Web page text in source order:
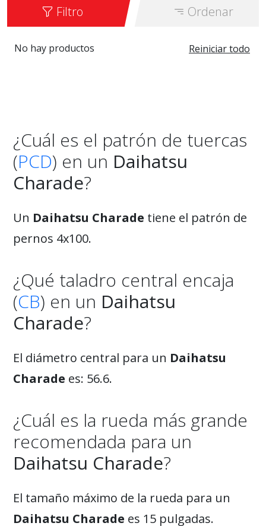
Filtro Ordenar
Reiniciar todo
No hay productos
¿Cuál es el patrón de tuercas
(PCD) en un Daihatsu
Charade?
Un Daihatsu Charade tiene el patrón de
pernos 4x100.
¿Qué taladro central encaja
(CB) en un Daihatsu
Charade?
El diámetro central para un Daihatsu
Charade es: 56.6.
¿Cuál es la rueda más grande
recomendada para un
Daihatsu Charade?
El tamaño máximo de la rueda para un
Daihatsu Charade es 15 pulgadas.